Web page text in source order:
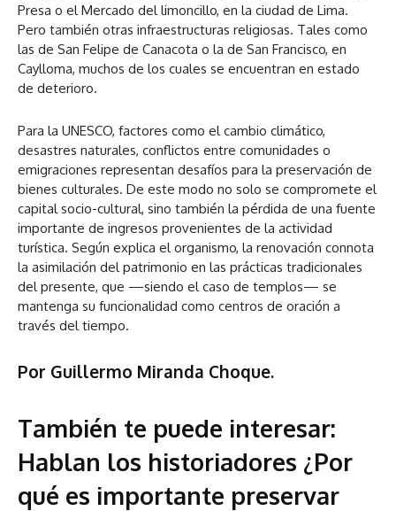
Presa o el Mercado del limoncillo, en la ciudad de Lima.
Pero también otras infraestructuras religiosas. Tales como
las de San Felipe de Canacota o la de San Francisco, en
Caylloma, muchos de los cuales se encuentran en estado
de deterioro.
Para la UNESCO, factores como el cambio climático,
desastres naturales, conflictos entre comunidades o
emigraciones representan desafíos para la preservación de
bienes culturales. De este modo no solo se compromete el
capital socio-cultural, sino también la pérdida de una fuente
importante de ingresos provenientes de la actividad
turística. Según explica el organismo, la renovación connota
la asimilación del patrimonio en las prácticas tradicionales
del presente, que —siendo el caso de templos— se
mantenga su funcionalidad como centros de oración a
través del tiempo.
Por Guillermo Miranda Choque.
También te puede interesar:
Hablan los historiadores ¿Por
qué es importante preservar